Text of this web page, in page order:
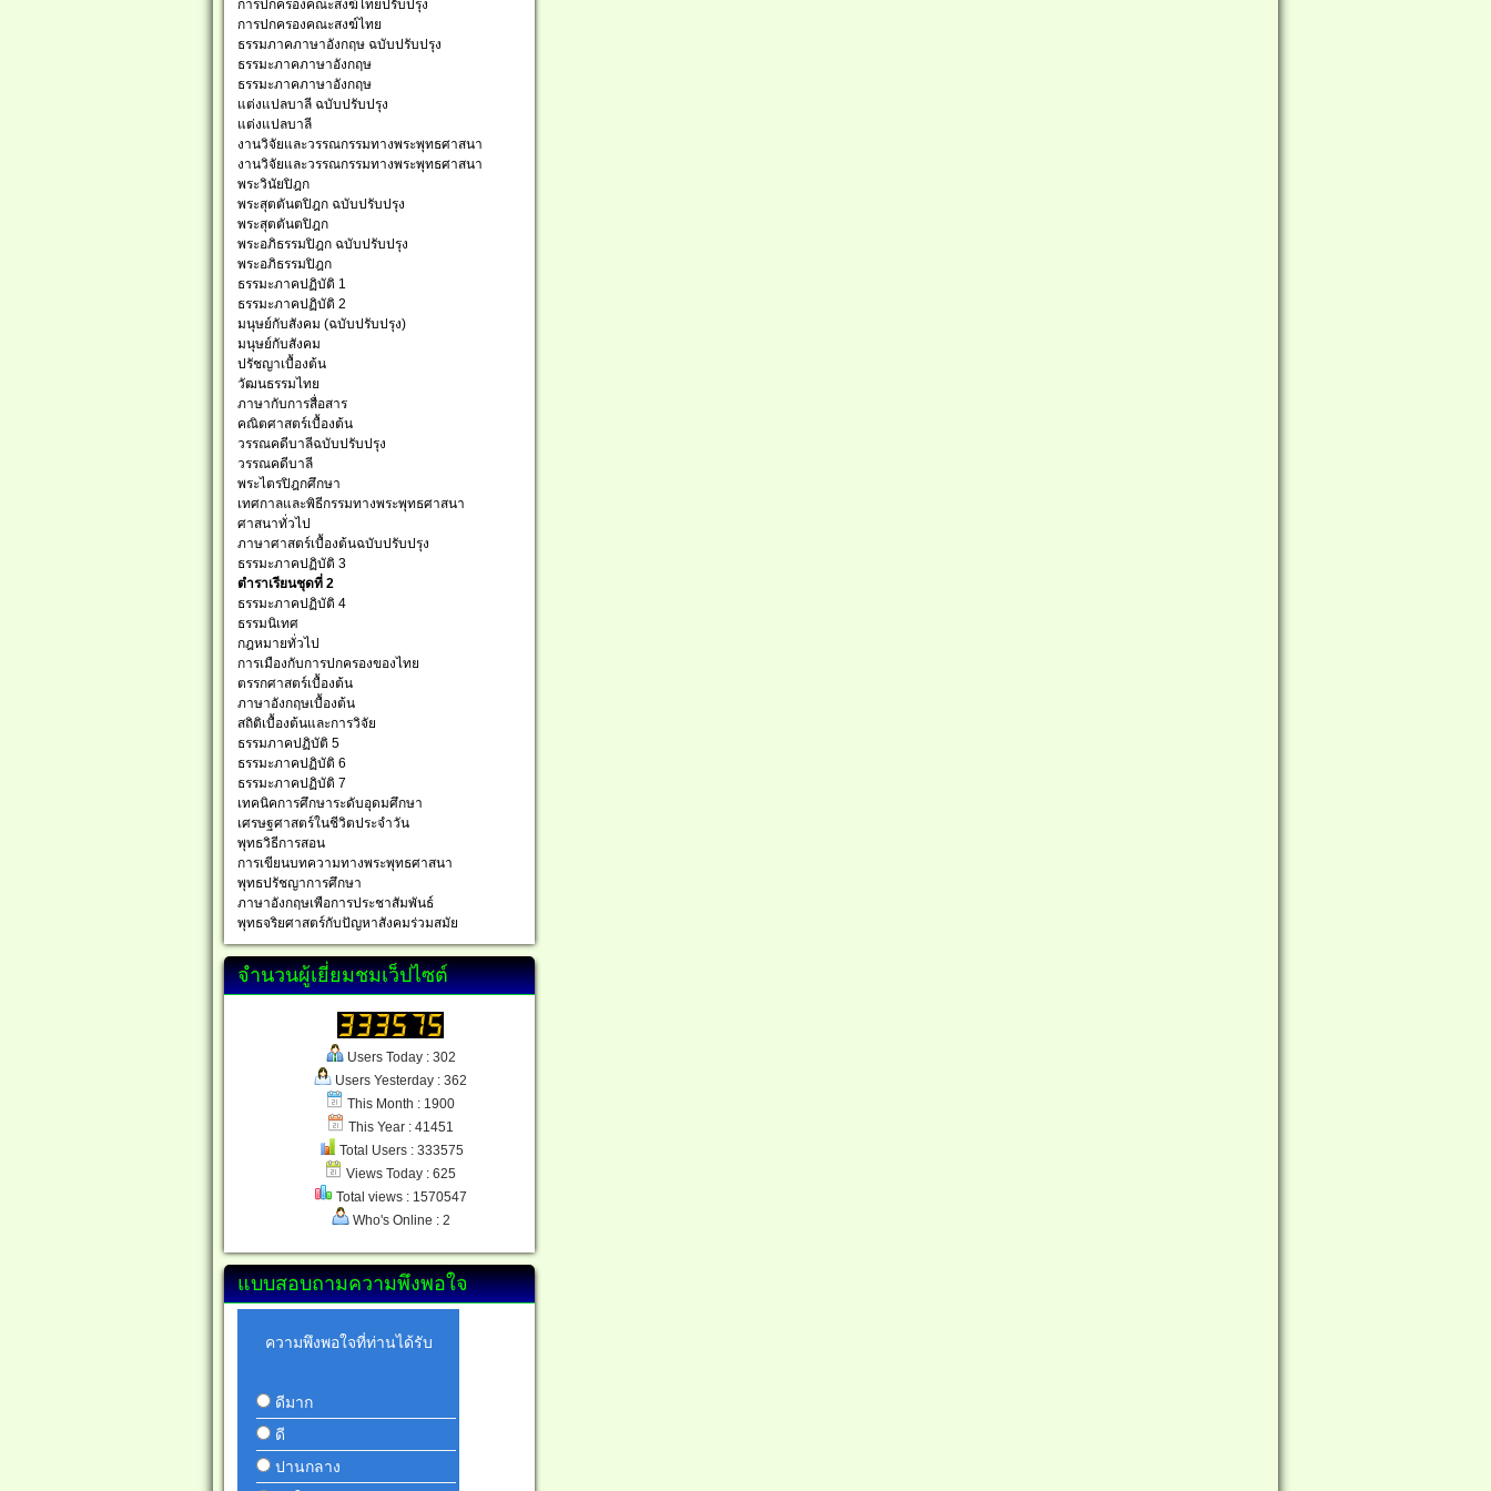
การปกครองคณะสงฆ์ไทยปรับปรุง
การปกครองคณะสงฆ์ไทย
ธรรมภาคภาษาอังกฤษ ฉบับปรับปรุง
ธรรมะภาคภาษาอังกฤษ
ธรรมะภาคภาษาอังกฤษ
แต่งแปลบาลี ฉบับปรับปรุง
แต่งแปลบาลี
งานวิจัยและวรรณกรรมทางพระพุทธศาสนา
งานวิจัยและวรรณกรรมทางพระพุทธศาสนา
พระวินัยปิฎก
พระสุตตันตปิฎก ฉบับปรับปรุง
พระสุตตันตปิฎก
พระอภิธรรมปิฎก ฉบับปรับปรุง
พระอภิธรรมปิฎก
ธรรมะภาคปฏิบัติ 1
ธรรมะภาคปฏิบัติ 2
มนุษย์กับสังคม (ฉบับปรับปรุง)
มนุษย์กับสังคม
ปรัชญาเบื้องต้น
วัฒนธรรมไทย
ภาษากับการสื่อสาร
คณิตศาสตร์เบื้องต้น
วรรณคดีบาลีฉบับปรับปรุง
วรรณคดีบาลี
พระไตรปิฎกศึกษา
เทศกาลและพิธีกรรมทางพระพุทธศาสนา
ศาสนาทั่วไป
ภาษาศาสตร์เบื้องต้นฉบับปรับปรุง
ธรรมะภาคปฏิบัติ 3
ตำราเรียนชุดที่ 2
ธรรมะภาคปฏิบัติ 4
ธรรมนิเทศ
กฎหมายทั่วไป
การเมืองกับการปกครองของไทย
ตรรกศาสตร์เบื้องต้น
ภาษาอังกฤษเบื้องต้น
สถิติเบื้องต้นและการวิจัย
ธรรมภาคปฏิบัติ 5
ธรรมะภาคปฏิบัติ 6
ธรรมะภาคปฏิบัติ 7
เทคนิคการศึกษาระดับอุดมศึกษา
เศรษฐศาสตร์ในชีวิตประจำวัน
พุทธวิธีการสอน
การเขียนบทความทางพระพุทธศาสนา
พุทธปรัชญาการศึกษา
ภาษาอังกฤษเพือการประชาสัมพันธ์
พุทธจริยศาสตร์กับปัญหาสังคมร่วมสมัย
จำนวนผู้เยี่ยมชมเว็ปไซต์
Users Today : 302
Users Yesterday : 362
This Month : 1900
This Year : 41451
Total Users : 333575
Views Today : 625
Total views : 1570547
Who's Online : 2
แบบสอบถามความพึงพอใจ
ความพึงพอใจที่ท่านได้รับ
ดีมาก
ดี
ปานกลาง